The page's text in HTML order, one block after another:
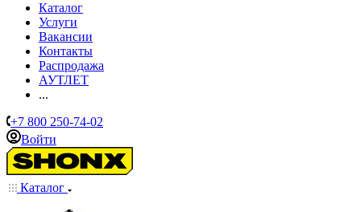
Каталог
Услуги
Вакансии
Контакты
Распродажа
АУТЛЕТ
...
+7 800 250-74-02
Войти
Каталог